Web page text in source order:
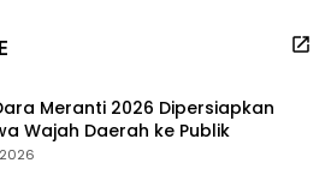
Meranti 2026 Dipersiapkan
Wajah Daerah ke Publik